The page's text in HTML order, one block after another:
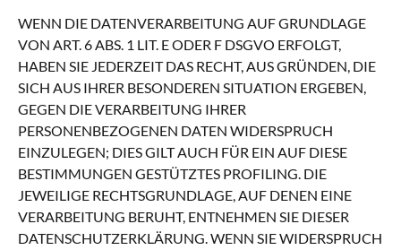
WENN DIE DATENVERARBEITUNG AUF GRUNDLAGE
VON ART. 6 ABS. 1 LIT. E ODER F DSGVO ERFOLGT,
HABEN SIE JEDERZEIT DAS RECHT, AUS GRÜNDEN, DIE
SICH AUS IHRER BESONDEREN SITUATION ERGEBEN,
GEGEN DIE VERARBEITUNG IHRER
PERSONENBEZOGENEN DATEN WIDERSPRUCH
EINZULEGEN; DIES GILT AUCH FÜR EIN AUF DIESE
BESTIMMUNGEN GESTÜTZTES PROFILING. DIE
JEWEILIGE RECHTSGRUNDLAGE, AUF DENEN EINE
VERARBEITUNG BERUHT, ENTNEHMEN SIE DIESER
DATENSCHUTZERKLÄRUNG. WENN SIE WIDERSPRUCH